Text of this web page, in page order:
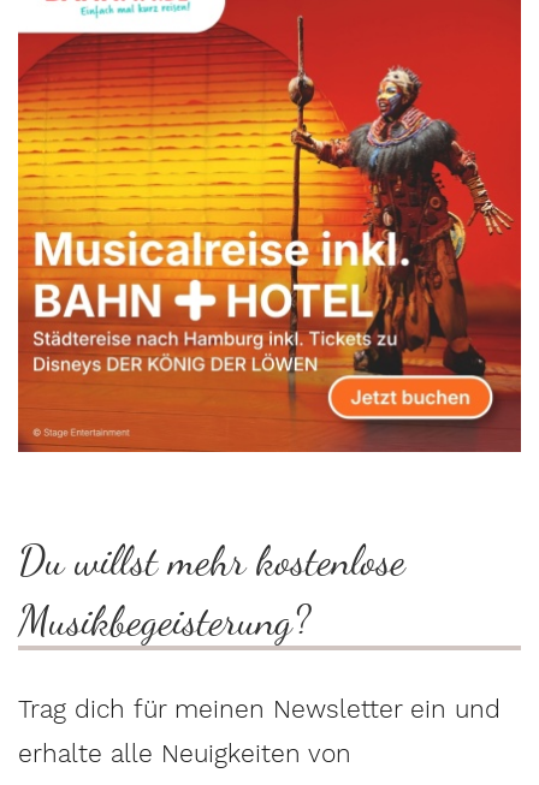
Du willst mehr kostenlose
Musikbegeisterung?
Trag dich für meinen Newsletter ein und
erhalte alle Neuigkeiten von